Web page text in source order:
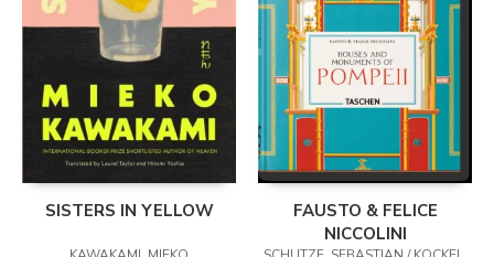
SISTERS IN YELLOW
FAUSTO & FELICE
NICCOLINI